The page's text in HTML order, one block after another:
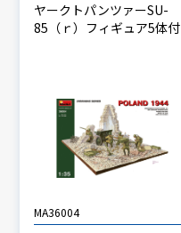
ヤークトパンツァーSU-
85（ｒ）フィギュア5体付
MA36004